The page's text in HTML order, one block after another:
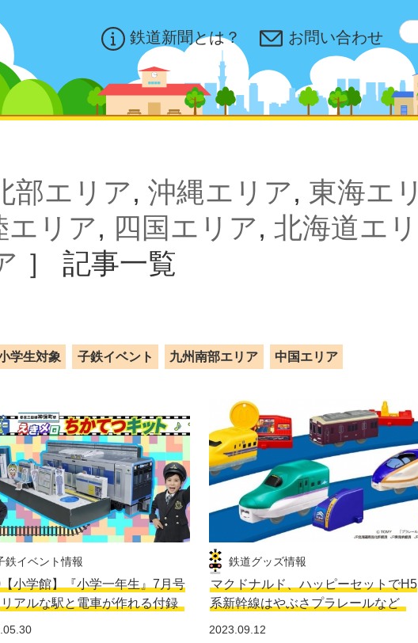
鉄道新聞とは？ お問い合わせ
部エリア, 沖縄エリア, 東海エリ
エリア, 四国エリア, 北海道エリ
］ 記事一覧
学生対象 子鉄イベント 九州南部エリア 中国エリア
鉄イベント情報
小学館】『小学一年生』7月号
アルな駅と電車が作れる付録
鉄道グッズ情報
マクドナルド、ハッピーセットでH5
系新幹線はやぶさプラレールなど
2023.09.12